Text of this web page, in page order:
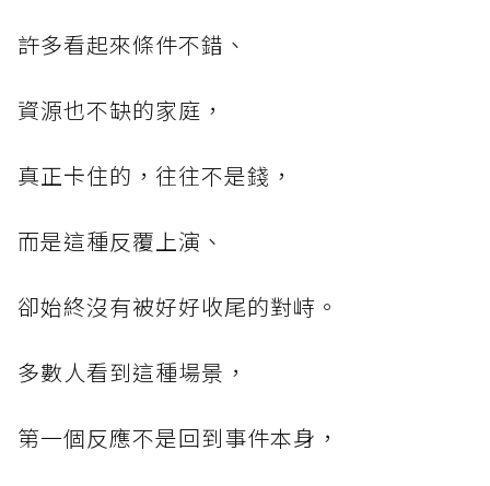
許多看起來條件不錯、
資源也不缺的家庭，
真正卡住的，往往不是錢，
而是這種反覆上演、
卻始終沒有被好好收尾的對峙。
多數人看到這種場景，
第一個反應不是回到事件本身，